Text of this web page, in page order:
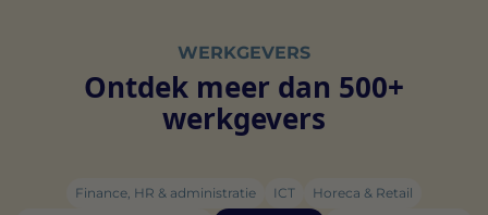
WERKGEVERS
Ontdek meer dan 500+
werkgevers
Finance, HR & administratie ICT
Horeca & Retail